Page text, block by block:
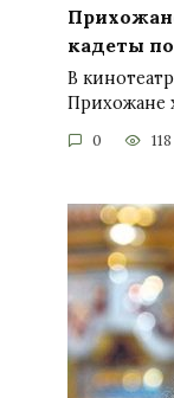
кадеты
В
Прихожане
0 118